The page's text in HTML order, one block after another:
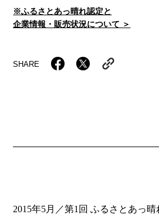
※ふるさとあっ晴れ認定と
企業情報・販売状況について ＞
SHARE
2015年5月／第1回 ふるさとあっ晴